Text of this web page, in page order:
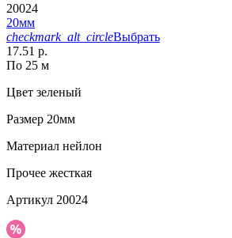
20024
20мм
checkmark_alt_circleВыбрать
17.51 р.
По 25 м
Цвет зеленый
Размер 20мм
Материал нейлон
Прочее жесткая
Артикул 20024